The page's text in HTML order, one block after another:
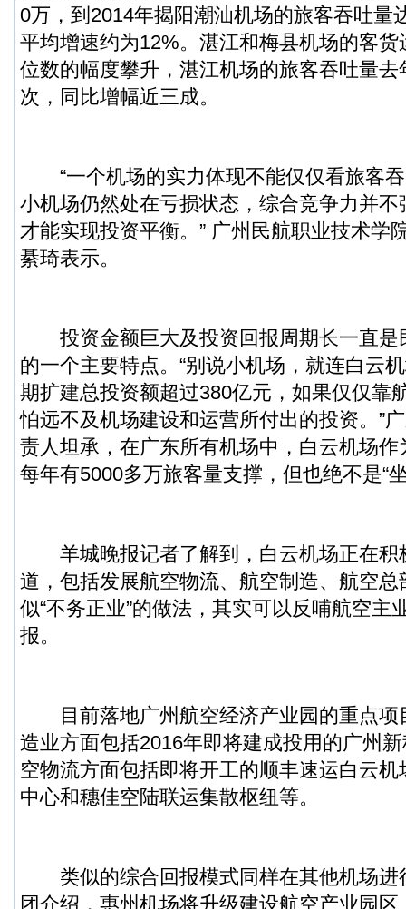
0万，到2014年揭阳潮汕机场的旅客吞吐量
平均增速约为12%。湛江和梅县机场的客
位数的幅度攀升，湛江机场的旅客吞吐量
次，同比增幅近三成。
“一个机场的实力体现不能仅仅看旅客吞
小机场仍然处在亏损状态，综合竞争力并
才能实现投资平衡。” 广州民航职业技术学
綦琦表示。
投资金额巨大及投资回报周期长一直是
的一个主要特点。“别说小机场，就连白云
期扩建总投资额超过380亿元，如果仅仅靠
怕远不及机场建设和运营所付出的投资。”
责人坦承，在广东所有机场中，白云机场作
每年有5000多万旅客量支撑，但也绝不是“
羊城晚报记者了解到，白云机场正在积
道，包括发展航空物流、航空制造、航空
似“不务正业”的做法，其实可以反哺航空主
报。
目前落地广州航空经济产业园的重点项
造业方面包括2016年即将建成投用的广州
空物流方面包括即将开工的顺丰速运白云
中心和穗佳空陆联运集散枢纽等。
类似的综合回报模式同样在其他机场进
团介绍，惠州机场将升级建设航空产业园